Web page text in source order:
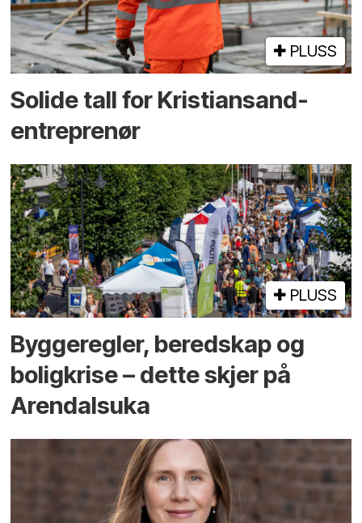
PLUSS
Solide tall for Kristiansand-
entreprenør
PLUSS
Bygge­regler, beredskap og
bolig­krise – dette skjer på
Arendals­uka